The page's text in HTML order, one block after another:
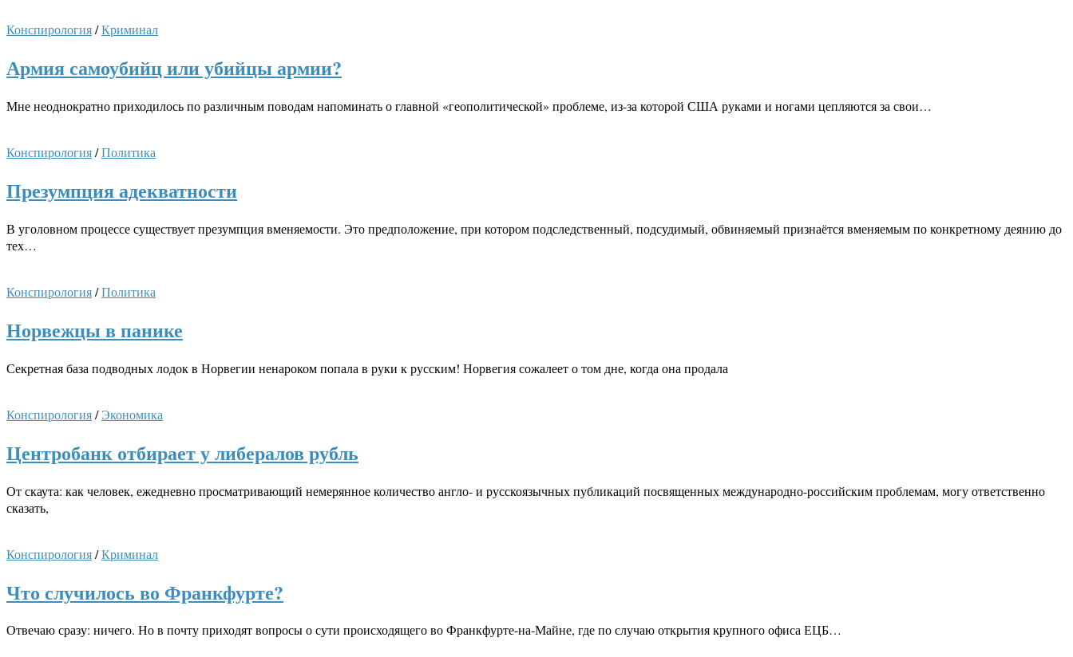
Конспирология/Криминал
Армия самоубийц или убийцы армии?
Мне неоднократно приходилось по различным поводам напоминать о главной «геополитической» проблеме, из-за которой США руками и ногами цепляются за свои…
Конспирология/Политика
Презумпция адекватности
В уголовном процессе существует презумпция вменяемости. Это предположение, при котором подследственный, подсудимый, обвиняемый признаётся вменяемым по конкретному деянию до
тех…
Конспирология/Политика
Норвежцы в панике
Секретная база подводных лодок в Норвегии ненароком попала в руки к русским! Норвегия сожалеет о том дне, когда она продала
Конспирология/Экономика
Центробанк отбирает у либералов рубль
От скаута: как человек, ежедневно просматривающий немерянное количество англо- и русскоязычных публикаций посвященных международно-российским проблемам, могу ответственно
сказать,
Конспирология/Криминал
Что случилось во Франкфурте?
Отвечаю сразу: ничего. Но в почту приходят вопросы о сути происходящего во Франкфурте-на-Майне, где по случаю открытия крупного офиса ЕЦБ…